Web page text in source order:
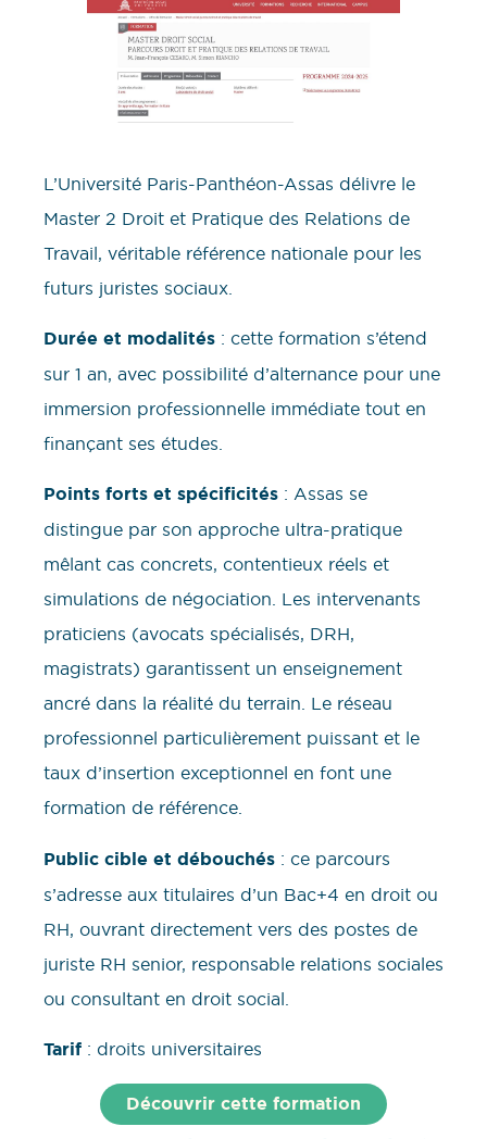
L’Université Paris-Panthéon-Assas délivre le
Master 2 Droit et Pratique des Relations de
Travail, véritable référence nationale pour les
futurs juristes sociaux.
Durée et modalités : cette formation s’étend
sur 1 an, avec possibilité d’alternance pour une
immersion professionnelle immédiate tout en
finançant ses études.
Points forts et spécificités : Assas se
distingue par son approche ultra-pratique
mêlant cas concrets, contentieux réels et
simulations de négociation. Les intervenants
praticiens (avocats spécialisés, DRH,
magistrats) garantissent un enseignement
ancré dans la réalité du terrain. Le réseau
professionnel particulièrement puissant et le
taux d’insertion exceptionnel en font une
formation de référence.
Public cible et débouchés : ce parcours
s’adresse aux titulaires d’un Bac+4 en droit ou
RH, ouvrant directement vers des postes de
juriste RH senior, responsable relations sociales
ou consultant en droit social.
Tarif : droits universitaires
Découvrir cette formation